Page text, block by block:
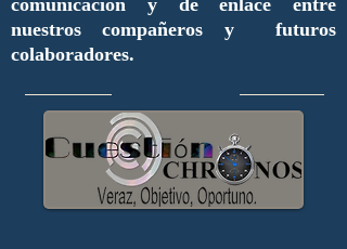
nuestros compañeros y futuros
colaboradores.